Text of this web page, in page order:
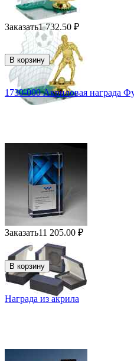
Заказать1 732.50 ₽
В корзину
1730-000 Акриловая награда
Заказать11 205.00 ₽
В корзину
Награда из акрила